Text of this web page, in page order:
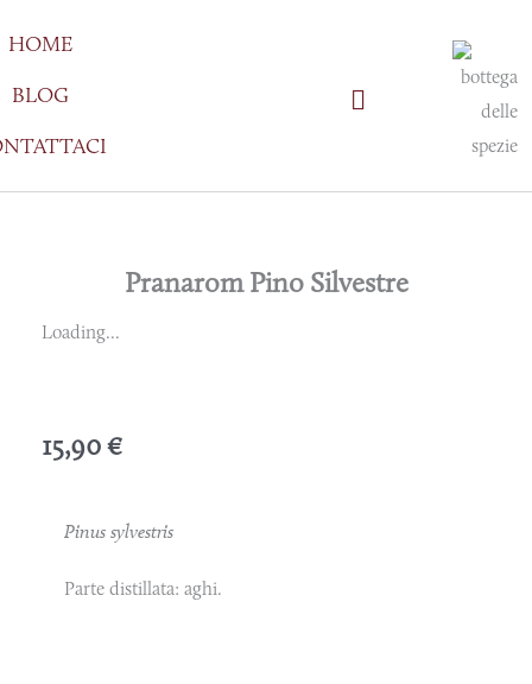
al
contenuto
HOME
BLOG
Pranarom Pino Silvestre
Loading...
15,90€
Pinus sylvestris
Parte distillata: aghi.